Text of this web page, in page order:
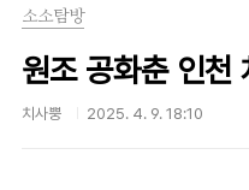
소소탐방
원조 공화춘 인천
치사뿡 2025. 4. 9. 18:10